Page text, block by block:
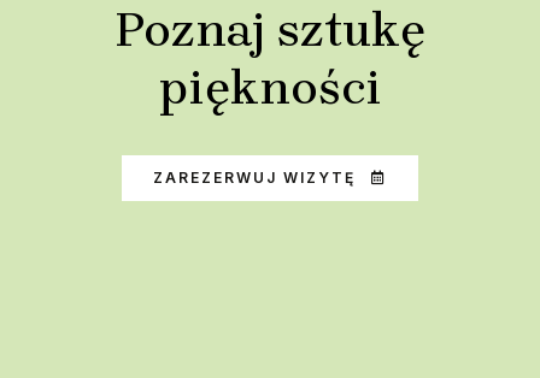
Poznaj sztukę
piękności
ZAREZERWUJ WIZYTĘ